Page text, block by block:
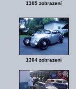
1305 zobrazení
1304 zobrazení